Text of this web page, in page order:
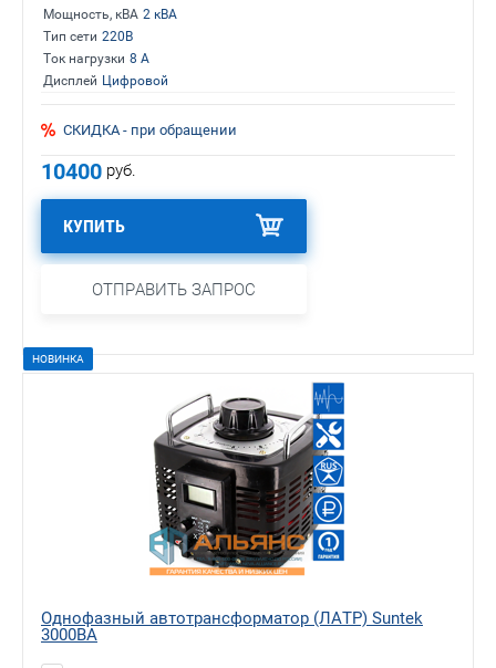
Мощность, кВА 2 кВА
Тип сети 220В
Ток нагрузки 8 А
Дисплей Цифровой
СКИДКА - при обращении
10400 руб.
КУПИТЬ
ОТПРАВИТЬ ЗАПРОС
НОВИНКА
Однофазный автотрансформатор (ЛАТР) Suntek
3000ВА